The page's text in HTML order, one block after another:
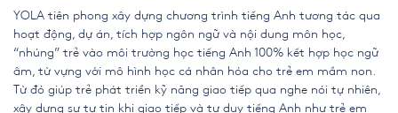
YOLA tiên phong xây dựng chương trình tiếng Anh tương tác qua
hoạt động, dự án, tích hợp ngôn ngữ và nội dung môn học,
“nhúng” trẻ vào môi trường học tiếng Anh 100% kết hợp học ngữ
âm, từ vựng với mô hình học cá nhân hóa cho trẻ em mầm non.
Từ đó giúp trẻ phát triển kỹ năng giao tiếp qua nghe nói tự nhiên,
xây dựng sự tự tin khi giao tiếp và tư duy tiếng Anh như trẻ em